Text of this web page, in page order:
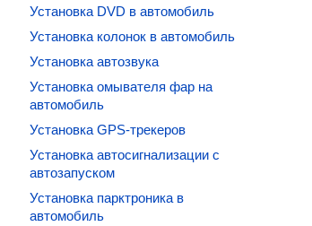
Установка DVD в автомобиль
Установка колонок в автомобиль
Установка автозвука
Установка омывателя фар на
автомобиль
Установка GPS-трекеров
Установка автосигнализации с
автозапуском
Установка парктроника в
автомобиль